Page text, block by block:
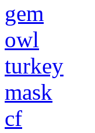
gem
owl
turkey
mask
cf